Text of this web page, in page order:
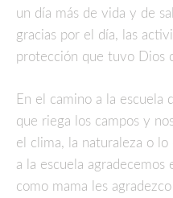
un día más de vida y de
gracias por el día, las
protección que tuvo Dios
En el camino a la escuela
que riega los campos y
el clima, la naturaleza o
a la escuela
como mama les